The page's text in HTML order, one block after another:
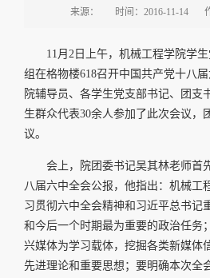
来源： 时间：2016-11-14
11月2日上午，机械工程学院学
组在格物楼618召开中国共产党十八
院辅导员、各学生党支部书记、团支
生群众代表30余人参加了此次会议，
议。
会上，院团委书记吴其林老师首
八届六中全会公报，他指出：机械工
习贯彻六中全会精神和习近平总书记
和今后一个时期最为重要的政治任务
兴媒体为学习载体，挖掘各类新媒体
先进理论和重要思想；要明确本次全